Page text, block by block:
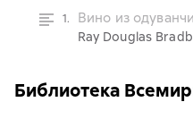
1. Вино из
Ray Douglas
Библиотека